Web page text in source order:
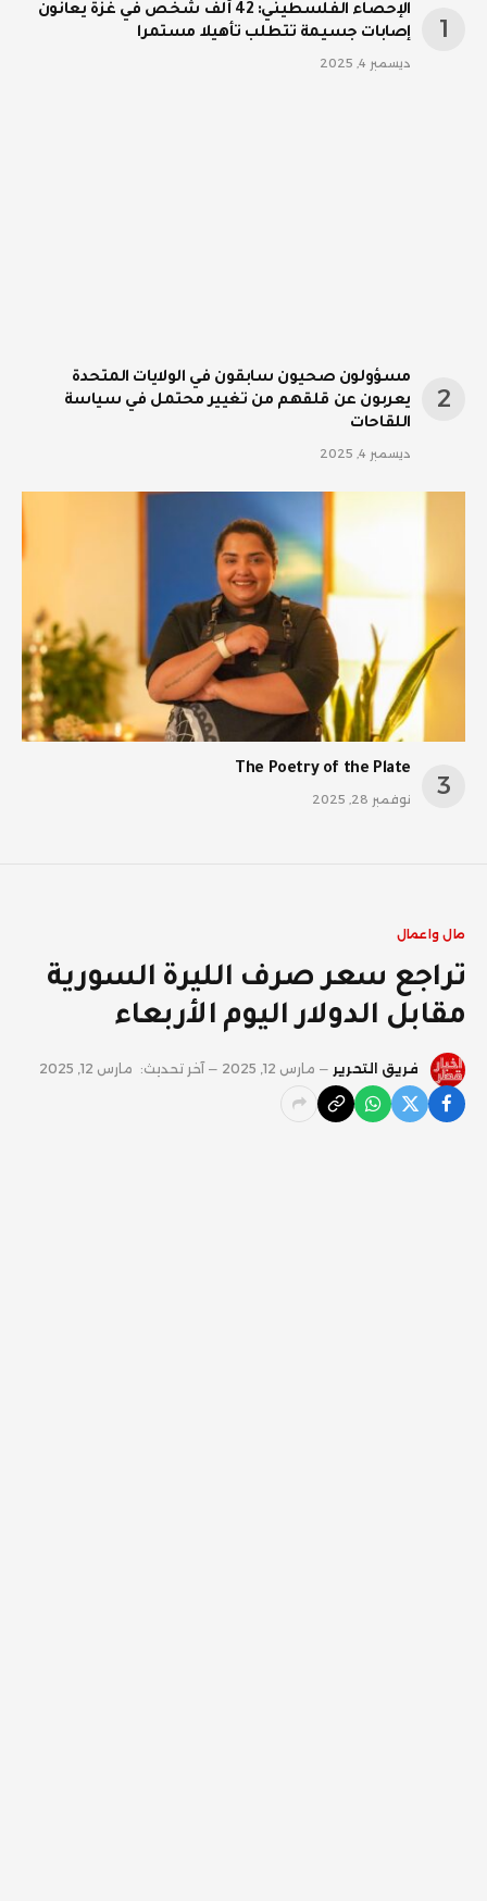
الإحصاء الفلسطيني: 42 ألف شخص في غزة يعانون
إصابات جسيمة تتطلب تأهيلا مستمرا
ديسمبر 4, 2025
مسؤولون صحيون سابقون في الولايات المتحدة
يعربون عن قلقهم من تغيير محتمل في سياسة
اللقاحات
ديسمبر 4, 2025
The Poetry of the Plate
نوفمبر 28, 2025
مال واعمال
تراجع سعر صرف الليرة السورية
مقابل الدولار اليوم الأربعاء
فريق التحرير مارس 12, 2025 آخر تحديث: مارس 12, 2025